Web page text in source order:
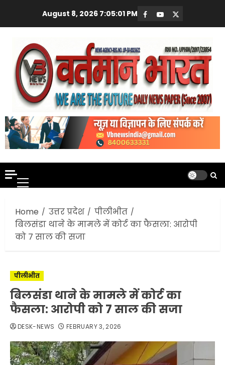
content
August 8, 2026 7:05:02 PM Facebook
Youtube
X
Primary
Menu
Home
उत्तर प्रदेश
पीलीभीत
बिलसंडा थाने के मामले में कोर्ट का फैसला: आरोपी
को 7 साल की सजा
पीलीभीत
बिलसंडा थाने के मामले में कोर्ट का
फैसला: आरोपी को 7 साल की सजा
DESK-NEWS FEBRUARY 3, 2026